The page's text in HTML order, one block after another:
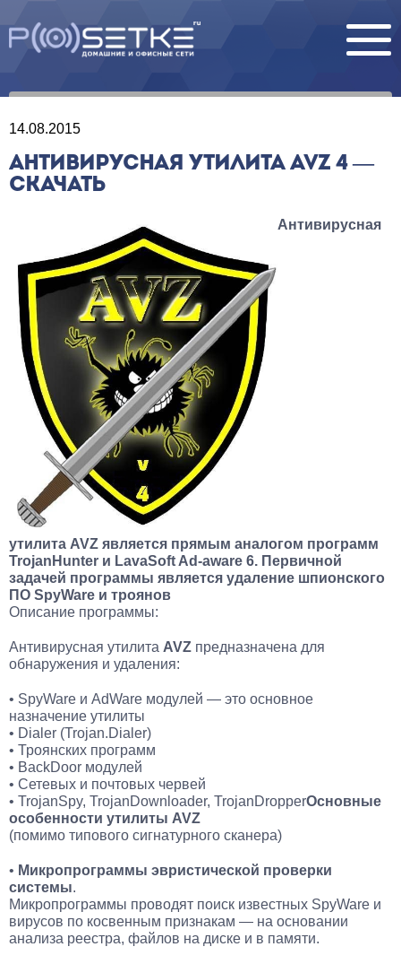
14.08.2015
АНТИВИРУСНАЯ УТИЛИТА AVZ 4 —
СКАЧАТЬ
Антивирусная
утилита AVZ является прямым аналогом программ
TrojanHunter и LavaSoft Ad-aware 6. Первичной
задачей программы является удаление шпионского
ПО SpyWare и троянов
Описание программы:
Антивирусная утилита AVZ предназначена для
обнаружения и удаления:
• SpyWare и AdWare модулей — это основное
назначение утилиты
• Dialer (Trojan.Dialer)
• Троянских программ
• BackDoor модулей
• Сетевых и почтовых червей
• TrojanSpy, TrojanDownloader, TrojanDropperОсновные
особенности утилиты AVZ
(помимо типового сигнатурного сканера)
• Микропрограммы эвристической проверки
системы.
Микропрограммы проводят поиск известных SpyWare и
вирусов по косвенным признакам — на основании
анализа реестра, файлов на диске и в памяти.